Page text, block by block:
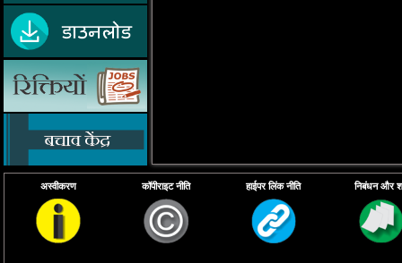
अस्वीकरण कॉपीराइट नीति हाईपर लिंक नीति निबंधन और